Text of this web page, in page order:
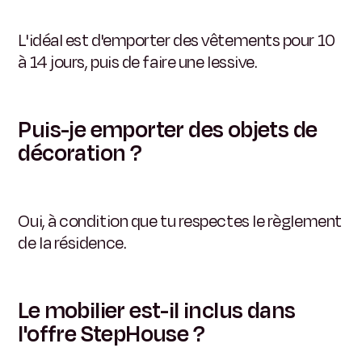
L'idéal est d'emporter des vêtements pour 10
à 14 jours, puis de faire une lessive.
Puis-je emporter des objets de
décoration ?
Oui, à condition que tu respectes le règlement
de la résidence.
Le mobilier est-il inclus dans
l'offre StepHouse ?